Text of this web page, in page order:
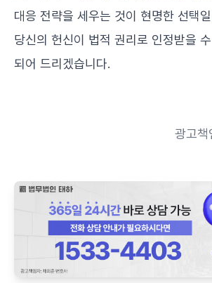
대응 전략을 세우는 것이 현명한 선택
당신의 헌신이 법적 권리로 인정받을
되어 드리겠습니다.
광고책